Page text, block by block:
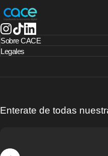
CACE | Cámara Argentina de
Instagram
TikTokLinkedIn
Sobre CACE
Legales
Enterate de todas